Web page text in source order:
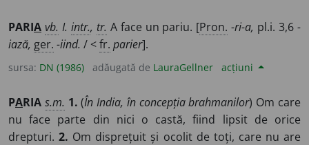
PARIA vb. I. intr., tr. A face un pariu. [Pron. -ri-a, pl.i. 3,6-
iază, ger. -iind. / <fr. parier].
sursa: DN (1986) adăugată de LauraGellner acțiuni
PARIA s.m. 1. (În India, în concepția brahmanilor) Om care
nu face parte din nici o castă, fiind lipsit de orice
drepturi.2. Om disprețuit și ocolit de toți, care nu are